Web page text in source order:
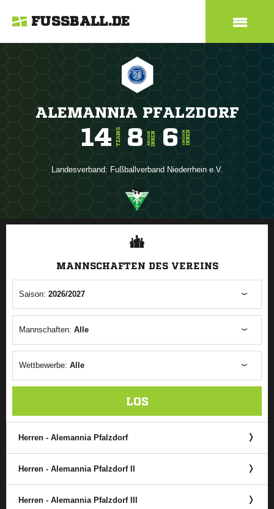
FUSSBALL.DE
ALEMANNIA PFALZDORF
14 TEAMS 8 JUNIORENINNEN 6 SENIORENINNEN
Landesverband: Fußballverband Niederrhein e.V.
ANZEIGE
MANNSCHAFTEN DES VEREINS
Saison: 2026/2027
Mannschaften: Alle
Wettbewerbe: Alle
LOS
Herren - Alemannia Pfalzdorf
Herren - Alemannia Pfalzdorf II
Herren - Alemannia Pfalzdorf III